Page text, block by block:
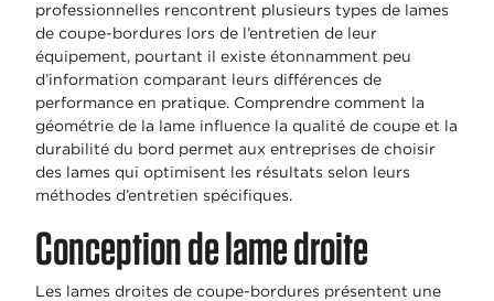
professionnelles rencontrent plusieurs types de lames
de coupe-bordures lors de l’entretien de leur
équipement, pourtant il existe étonnamment peu
d’information comparant leurs différences de
performance en pratique. Comprendre comment la
géométrie de la lame influence la qualité de coupe et la
durabilité du bord permet aux entreprises de choisir
des lames qui optimisent les résultats selon leurs
méthodes d’entretien spécifiques.
Conception de lame droite
Les lames droites de coupe-bordures présentent une